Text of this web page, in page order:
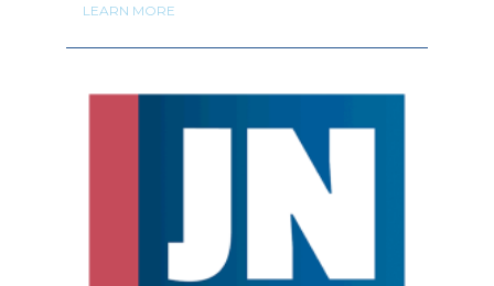
LEARN MORE